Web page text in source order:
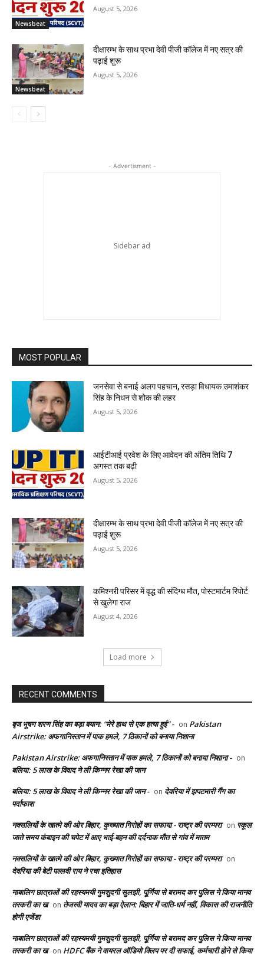
Newsbeat
August 5, 2026
Newsbeat
दीक्षारम्भ के साथ प्रभा देवी पीजी कॉलेज में नए सत्र की
पढ़ाई शुरू
August 5, 2026
- Advertisment -
MOST POPULAR
जनसेवा से बनाई अलग पहचान, रसड़ा विधायक उमाशंकर
सिंह के निधन से शोक की लहर
August 5, 2026
आईटीआई प्रवेश के लिए आवेदन की अंतिम तिथि 7
अगस्त तक बढ़ी
August 5, 2026
दीक्षारम्भ के साथ प्रभा देवी पीजी कॉलेज में नए सत्र की
पढ़ाई शुरू
August 5, 2026
कमिश्नरी परिसर में वृद्ध की संदिग्ध मौत, पोस्टमार्टम रिपोर्ट
से खुलेगा राज
August 4, 2026
Load more
RECENT COMMENTS
बृज भूषण शरण सिंह का बड़ा बयान: “मेरे हाथ से एक हत्या हुई” - on Pakistan
Airstrike: अफगानिस्तान में पाक हमले, 7 ठिकानों को बनाया निशाना
Pakistan Airstrike: अफगानिस्तान में पाक हमले, 7 ठिकानों को बनाया निशाना - on
बलिया: 5 लाख के विवाद ने ली किन्नर रेखा की जान
बलिया: 5 लाख के विवाद ने ली किन्नर रेखा की जान - on देवरिया में झपटमारी गैंग का
पर्दाफाश
नक्सलियों के खात्मे की ओर बिहार, कुख्यात गिरोहों का सफाया - राष्ट्र की परम्परा on स्कूल
जाते समय कंबाइन की चपेट में आए भाई-बहन की दर्दनाक मौत से गांव में मातम
नक्सलियों के खात्मे की ओर बिहार, कुख्यात गिरोहों का सफाया - राष्ट्र की परम्परा on
देवरिया की बेटी पल्लवी राय ने रचा इतिहास
नाबालिग छात्राओं की रहस्यमयी गुमशुदगी सुलझी, पूर्णिया से बरामद कर पुलिस ने किया मानव
तस्करी का ख on तेजस्वी यादव का बड़ा ऐलान: बिहार में जाति-धर्म नहीं, विकास की राजनीति
होगी एजेंडा
नाबालिग छात्राओं की रहस्यमयी गुमशुदगी सुलझी, पूर्णिया से बरामद कर पुलिस ने किया मानव
तस्करी का ख on HDFC बैंक ने वायरल ऑडियो क्लिप पर दी सफाई, कर्मचारी होने से किया